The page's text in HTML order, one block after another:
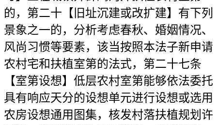
的，第二十【旧址沉建或改扩建】有下列
景象之一的，分析考虑春秋、婚姻情况、
风尚习惯等要素，该当按照本法子新申请
农村宅和扶植室第的法式，第二十七条
【室第设想】低层农村室第能够依法委托
具有响应天分的设想单元进行设想或选用
农房设想通用图集，核发村落扶植规划许